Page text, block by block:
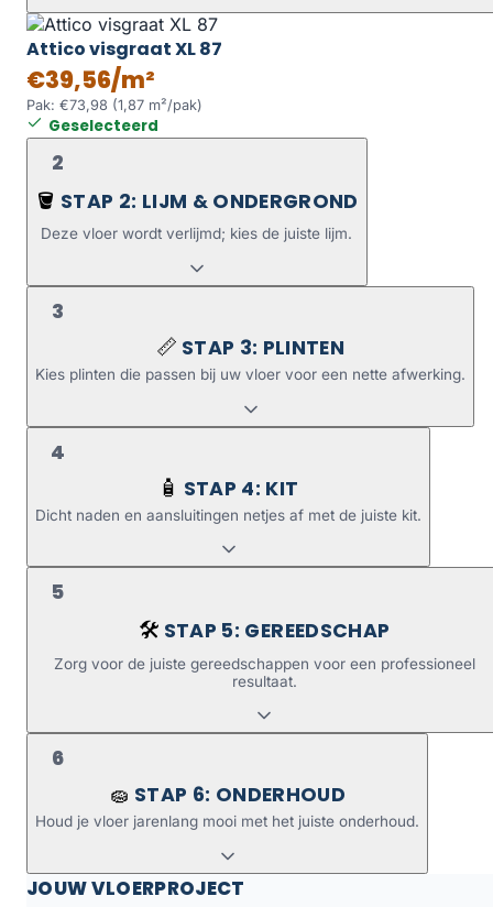
Attico visgraat XL 87
€39,56/m²
Pak: €73,98 (1,87 m²/pak)
Geselecteerd
2
🪣 STAP 2: LIJM & ONDERGROND
Deze vloer wordt verlijmd; kies de juiste lijm.
3
📏 STAP 3: PLINTEN
Kies plinten die passen bij uw vloer voor een nette afwerking.
4
🧴 STAP 4: KIT
Dicht naden en aansluitingen netjes af met de juiste kit.
5
🛠️ STAP 5: GEREEDSCHAP
Zorg voor de juiste gereedschappen voor een professioneel
resultaat.
6
🧽 STAP 6: ONDERHOUD
Houd je vloer jarenlang mooi met het juiste onderhoud.
JOUW VLOERPROJECT